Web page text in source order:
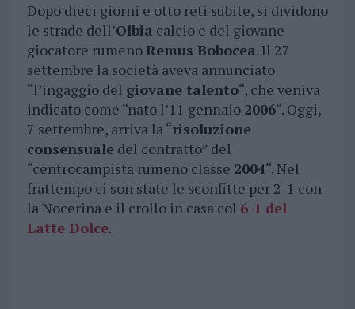
Dopo dieci giorni e otto reti subite, si dividono
le strade dell’Olbia calcio e del giovane
giocatore rumenoRemus Bobocea. Il 27
settembre la società aveva annunciato
“l’ingaggio del giovane talento“, che veniva
indicato come “nato l’11 gennaio 2006“. Oggi,
7 settembre, arriva la “risoluzione
consensualedel contratto” del
“centrocampista rumeno classe 2004“. Nel
frattempo ci son state le sconfitte per 2-1 con
la Nocerina e il crollo in casa col 6-1 del
Latte Dolce.